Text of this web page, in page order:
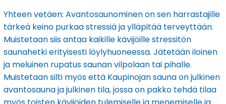
Yhteen vetäen: Avantosaunominen on sen harrastajille
tärkeä keino purkaa stressiä ja ylläpitää terveyttään.
Muistetaan siis antaa kaikille kävijöille stressitön
saunahetki erityisesti löylyhuoneessa. Jätetään iloinen
ja meluinen rupatus saunan vilpolaan tai pihalle.
Muistetaan silti myös että Kaupinojan sauna on julkinen
avantosauna ja julkinen tila, jossa on pakko tehdä tilaa